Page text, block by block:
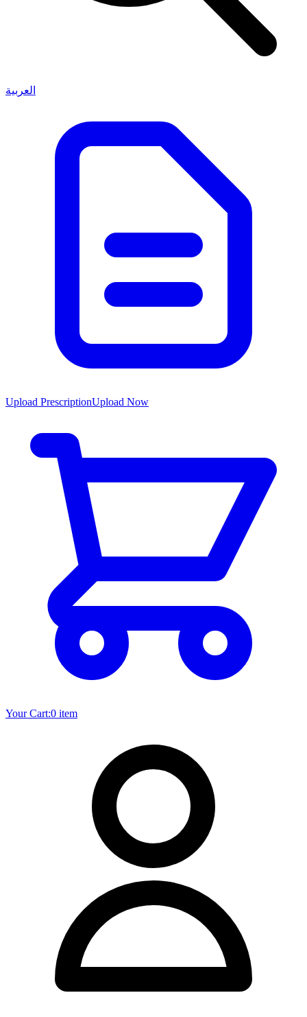
العربية
Upload PrescriptionUpload Now
Your Cart:0 item